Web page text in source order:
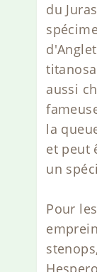
du
aussi
la
et peut
un
Pour